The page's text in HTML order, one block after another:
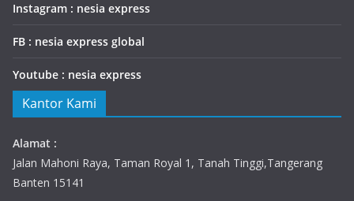
Instagram : nesia express
FB : nesia express global
Youtube : nesia express
Kantor Kami
Alamat :
Jalan Mahoni Raya, Taman Royal 1, Tanah Tinggi,Tangerang
Banten 15141